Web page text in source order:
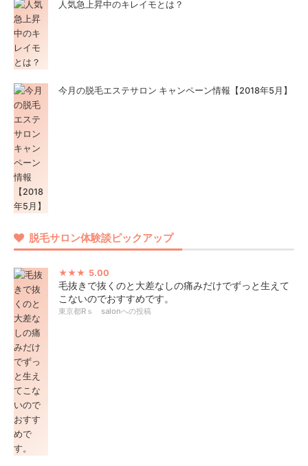
人気急上昇中のキレイモとは？
今月の脱毛エステサロン キャンペーン情報【2018年5月】
脱毛サロン体験談ピックアップ
5.00
毛抜きで抜くのと大差なしの痛みだけでずっと生えて
こないのでおすすめです。
東京都Rｓ salonへの投稿